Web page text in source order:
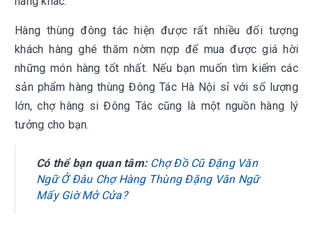
Hàng thùng đông tác hiện được rất nhiều đối tượng
khách hàng ghé thăm nờm nợp để mua được giá hời
những món hàng tốt nhất. Nếu bạn muốn tìm kiếm các
sản phẩm hàng thùng Đông Tác Hà Nội sỉ với số lượng
lớn, chợ hàng si Đông Tác cũng là một nguồn hàng lý
tưởng cho bạn.
Có thể bạn quan tâm: Chợ Đồ Cũ Đặng Văn
Ngữ Ở Đâu Chợ Hàng Thùng Đặng Văn Ngữ
Mấy Giờ Mở Cửa?